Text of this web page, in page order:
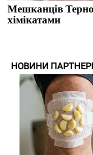
Мешканців
хімікатами
НОВИНИ